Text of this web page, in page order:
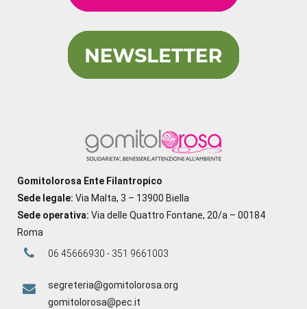
Gomitolorosa Ente Filantropico
Sede legale: Via Malta, 3 – 13900 Biella
Sede operativa: Via delle Quattro Fontane, 20/a – 00184
Roma
06 45666930 - 351 9661003
segreteria@gomitolorosa.org
gomitolorosa@pec.it